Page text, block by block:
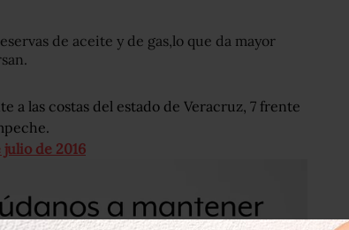
de aceite y de gas,lo que da mayor
a las costas del estado de Veracruz, 7 frente
julio de 2016